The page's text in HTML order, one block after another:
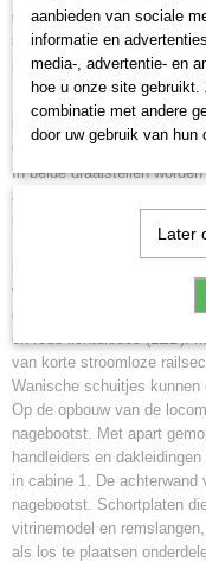
opgelegde chroomrand,
schuitje WB 15,
purperrood/beige.
1965.
Model:
Met digitale mfx+
Centraal ingebouwde
In beide draaistellen
antislip banden. Met de
De frontseinen in de
bedienen. Met verlichting
wisselend met de
digitaal bediend kan
en rode lichtdiodes (LED).
van korte stroomloze
Wanische schuitjes kunnen
Op de opbouw van de
nagebootst. Met apart
handleiders en
in cabine 1. De achterwand
nagebootst. Schortplaten
vitrinemodel en
als los te plaatsen
aanbieden van sociale
informatie en
media-, advertentie- en
hoe u onze site
combinatie met andere
door uw gebruik van
Later